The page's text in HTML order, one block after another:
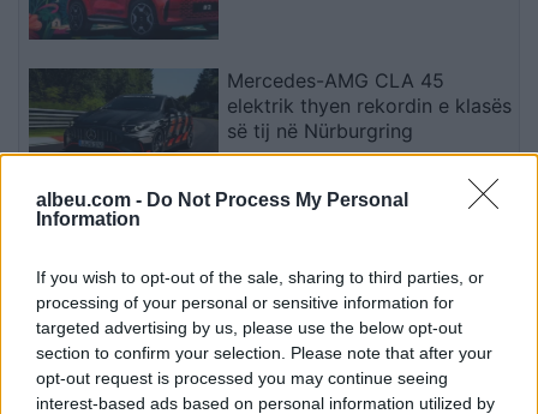
albeu.com - Do Not Process My Personal
Information
If you wish to opt-out of the sale, sharing to third parties, or
processing of your personal or sensitive information for
targeted advertising by us, please use the below opt-out
section to confirm your selection. Please note that after your
opt-out request is processed you may continue seeing
interest-based ads based on personal information utilized by
Mercedes-AMG CLA 45
elektrik thyen rekordin e klasës
së tij në Nürburgring
në motin hapësinor dhe Tokë